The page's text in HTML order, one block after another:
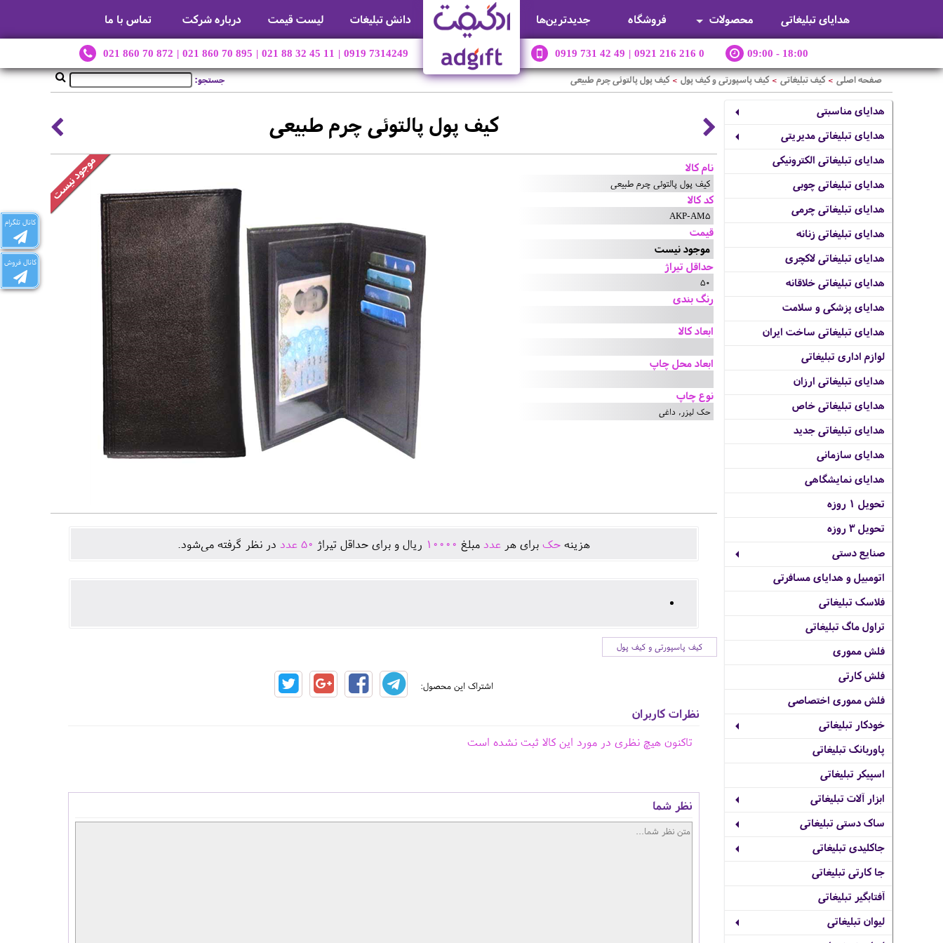
هدایای تبلیغاتی محصولات فروشگاه جديدترين‌ها دانش تبلیغات لیست قیمت درباره شرکت تماس با ما
021 860 70 872 | 021 860 70 895 | 021 88 32 45 11 | 0919 7314249 0919 731 42 49 | 0921 216 216 0 09:00 - 18:00
کانال تلگرام
کانال فروش
جستجو: صفحه اصلی > کیف تبلیغاتی > کیف پاسپورتی و کیف پول > کیف پول پالتوئی چرم طبیعی
هدایای مناسبتی
هدایای تبلیغاتی مدیریتی
هدایای تبلیغاتی الکترونیکی
هدایای تبلیغاتی چوبی
هدایای تبلیغاتی چرمی
هدایای تبلیغاتی زنانه
هدایای تبلیغاتی لاکچری
هدایای تبلیغاتی خلاقانه
هدایای پزشکی و سلامت
هدایای تبلیغاتی ساخت ایران
لوازم اداری تبلیغاتی
هدایای تبلیغاتی ارزان
هدایای تبلیغاتی خاص
هدایای تبلیغاتی جدید
هدایای سازمانی
هدایای نمایشگاهی
تحویل 1 روزه
تحویل 3 روزه
صنایع دستی
اتومبیل و هدایای مسافرتی
فلاسک تبلیغاتی
تراول ماگ تبلیغاتی
فلش مموری
فلش کارتی
فلش مموری اختصاصی
خودکار تبلیغاتی
پاوربانک تبلیغاتی
اسپیکر تبلیغاتی
ابزار آلات تبلیغاتی
ساک دستی تبلیغاتی
جاکلیدی تبلیغاتی
جا کارتی تبلیغاتی
آفتابگیر تبلیغاتی
لیوان تبلیغاتی
کیف پول پالتوئی چرم طبیعی
نام کالا
کیف پول پالتوئی چرم طبیعی
کد کالا
AKP-AM5
قیمت
موجود نیست
حداقل تیراژ
50
رنگ بندی
ابعاد کالا
ابعاد محل چاپ
نوع چاپ
حک لیزر, داغی
هزينه حک برای هر عدد مبلغ 10000 ريال و برای حداقل تيراژ 50 عدد در نظر گرفته می‌شود.
کیف پاسپورتی و کیف پول
اشتراک این محصول:
نظرات کاربران
تاکنون هیچ نظری در مورد این کالا ثبت نشده است
نظر شما